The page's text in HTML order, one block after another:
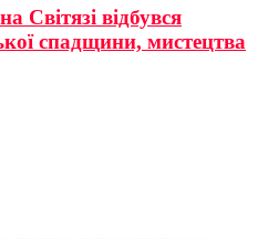
Світязі відбувся
спадщини, мистецтва